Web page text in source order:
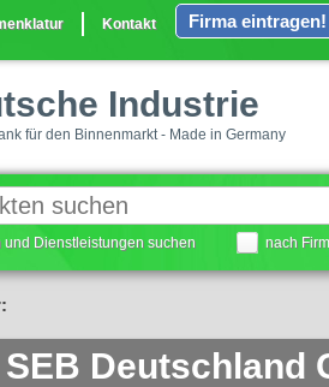
Kontakt Firma eintragen!
Industrie
für den Binnenmarkt - Made in Germany
und Dienstleistungen suchen nach
Deutschland